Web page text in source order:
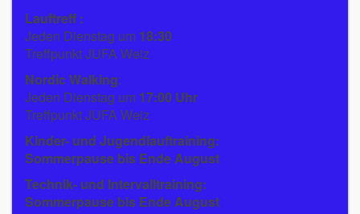
Lauftreff :
Jeden Dienstag um 18:30
Treffpunkt JUFA Weiz
Nordic Walking:
Jeden Dienstag um 17:00 Uhr
Treffpunkt JUFA Weiz
Kinder- und Jugendlauftraining:
Sommerpause bis Ende August
Technik- und Intervalltraining:
Sommerpause bis Ende August